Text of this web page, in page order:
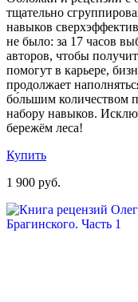
тщательно
навыков
не было: за 17 часов
авторов, чтобы
помогут в карьере,
продолжает
бо́льшим количеством
набору навыков.
бережём леса!
Купить
1 900 руб.